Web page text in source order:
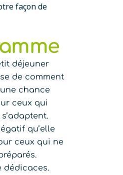
façon de
déjeuner
de comment
une chance
ceux qui
qu’elle
ceux qui ne
dédicaces.